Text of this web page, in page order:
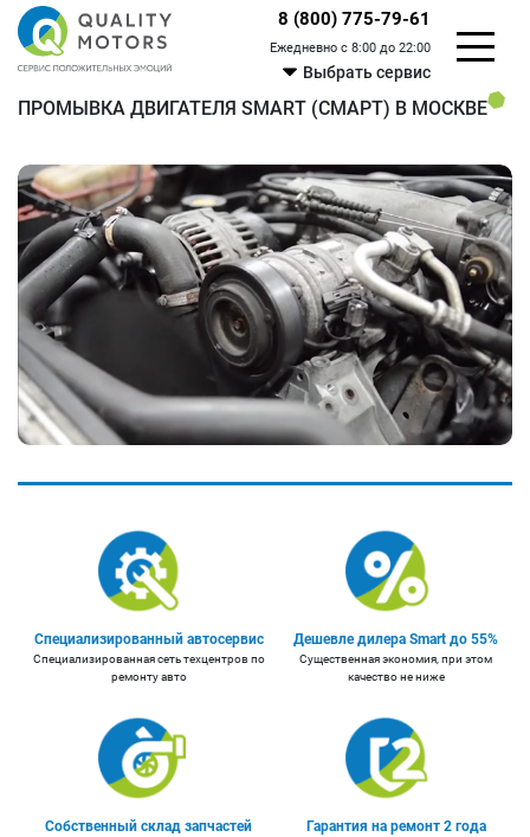
8 (800) 775-79-61
Ежедневно с 8:00 до 22:00
Выбрать сервис
ПРОМЫВКА ДВИГАТЕЛЯ SMART (СМАРТ) В МОСКВЕ
Специализированный автосервис
Специализированная сеть техцентров по
ремонту авто
Дешевле дилера Smart до 55%
Существенная экономия, при этом
качество не ниже
Собственный склад запчастей Гарантия на ремонт 2 года